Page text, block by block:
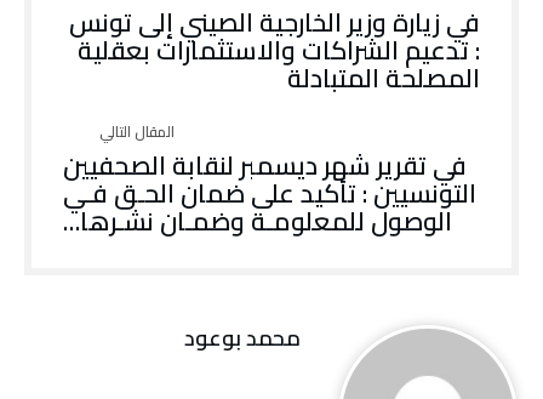
في زيارة وزير الخارجية الصيني إلى تونس
: تدعيم الشراكات والاستثمارات بعقلية
المصلحة المتبادلة
في تقرير شهر ديسمبر لنقابة الصحفيين
التونسيين : تأكيد على ضمان الحـق فـي
الوصول للمعلومـة وضمـان نشـرها…
محمد بوعود